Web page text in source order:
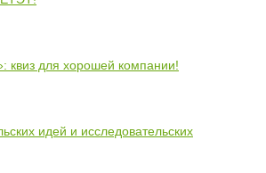
квиз для хорошей компании!
идей и исследовательских